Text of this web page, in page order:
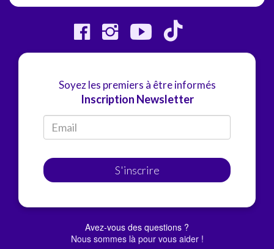
Soyez les premiers à être informés
Inscription Newsletter
S'inscrire
Avez-vous des questions ?
Nous sommes là pour vous aider !